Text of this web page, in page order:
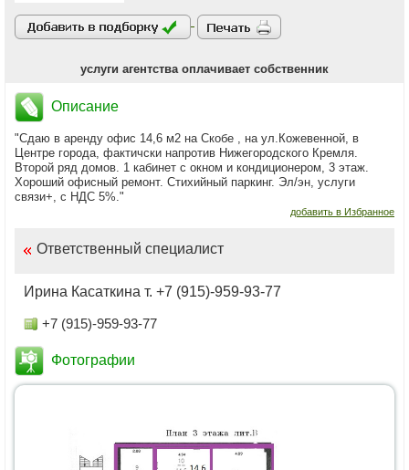
услуги агентства оплачивает собственник
Описание
"Сдаю в аренду офис 14,6 м2 на Скобе , на ул.Кожевенной, в
Центре города, фактичски напротив Нижегородского Кремля.
Второй ряд домов. 1 кабинет с окном и кондиционером, 3 этаж.
Хороший офисный ремонт. Стихийный паркинг. Эл/эн, услуги
связи+, с НДС 5%."
добавить в Избранное
Ответственный специалист
Ирина Касаткина т. +7 (915)-959-93-77
+7 (915)-959-93-77
Фотографии